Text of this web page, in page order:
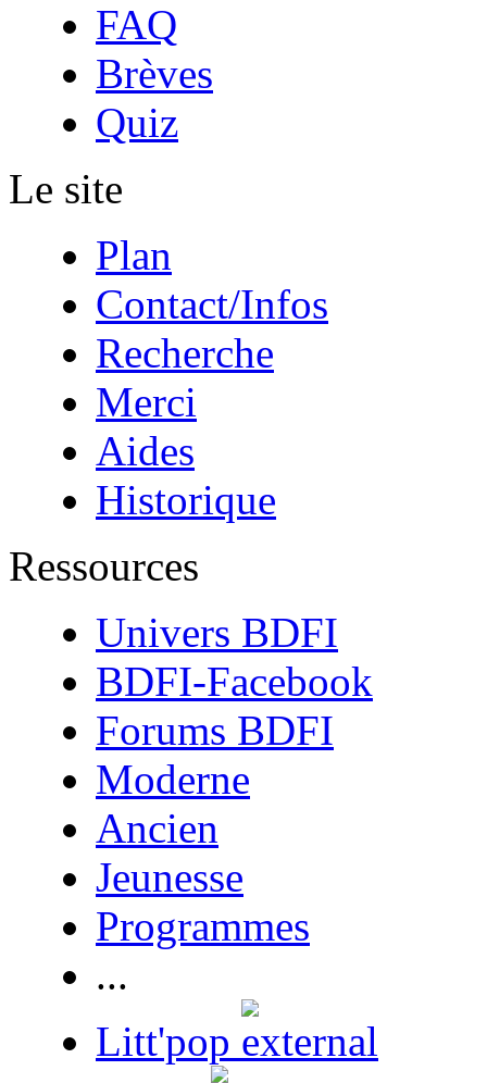
FAQ
Brèves
Quiz
Le site
Plan
Contact/Infos
Recherche
Merci
Aides
Historique
Ressources
Univers BDFI
BDFI-Facebook
Forums BDFI
Moderne
Ancien
Jeunesse
Programmes
...
Litt'pop